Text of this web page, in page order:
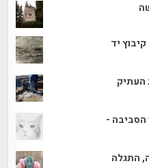
יד
העתיק
הסביבה -
בן 3000 שנה, התגלה